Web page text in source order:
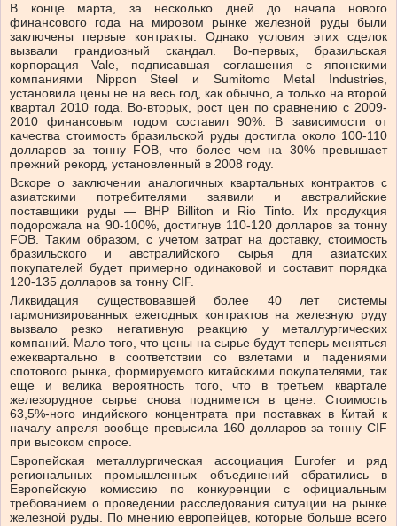
В конце марта, за несколько дней до начала нового
финансового года на мировом рынке железной руды были
заключены первые контракты. Однако условия этих сделок
вызвали грандиозный скандал. Во-первых, бразильская
корпорация Vale, подписавшая соглашения с японскими
компаниями Nippon Steel и Sumitomo Metal Industries,
установила цены не на весь год, как обычно, а только на второй
квартал 2010 года. Во-вторых, рост цен по сравнению с 2009-
2010 финансовым годом составил 90%. В зависимости от
качества стоимость бразильской руды достигла около 100-110
долларов за тонну FOB, что более чем на 30% превышает
прежний рекорд, установленный в 2008 году.
Вскоре о заключении аналогичных квартальных контрактов с
азиатскими потребителями заявили и австралийские
поставщики руды — BHP Billiton и Rio Tinto. Их продукция
подорожала на 90-100%, достигнув 110-120 долларов за тонну
FOB. Таким образом, с учетом затрат на доставку, стоимость
бразильского и австралийского сырья для азиатских
покупателей будет примерно одинаковой и составит порядка
120-135 долларов за тонну CIF.
Ликвидация существовавшей более 40 лет системы
гармонизированных ежегодных контрактов на железную руду
вызвало резко негативную реакцию у металлургических
компаний. Мало того, что цены на сырье будут теперь меняться
ежеквартально в соответствии со взлетами и падениями
спотового рынка, формируемого китайскими покупателями, так
еще и велика вероятность того, что в третьем квартале
железорудное сырье снова поднимется в цене. Стоимость
63,5%-ного индийского концентрата при поставках в Китай к
началу апреля вообще превысила 160 долларов за тонну CIF
при высоком спросе.
Европейская металлургическая ассоциация Eurofer и ряд
региональных промышленных объединений обратились в
Европейскую комиссию по конкуренции с официальным
требованием о проведении расследования ситуации на рынке
железной руды. По мнению европейцев, которые больше всего